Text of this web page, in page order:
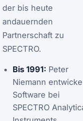
der bis heute
andauernden
Partnerschaft zu
SPECTRO.
Bis 1991: Peter
Niemann
Software bei
SPECTRO